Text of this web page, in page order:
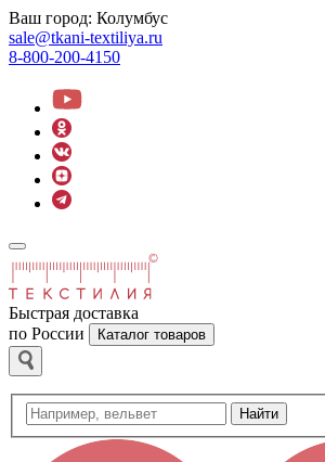
Ваш город: Колумбус
sale@tkani-textiliya.ru
8-800-200-4150
Быстрая доставка
по России
Каталог товаров
Найти